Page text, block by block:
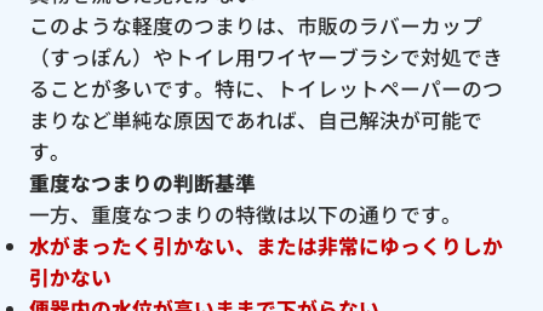
このような軽度のつまりは、市販のラバーカップ
（すっぽん）やトイレ用ワイヤーブラシで対処でき
ることが多いです。特に、トイレットペーパーのつ
まりなど単純な原因であれば、自己解決が可能で
す。
重度なつまりの判断基準
一方、重度なつまりの特徴は以下の通りです。
水がまったく引かない、または非常にゆっくりしか
引かない